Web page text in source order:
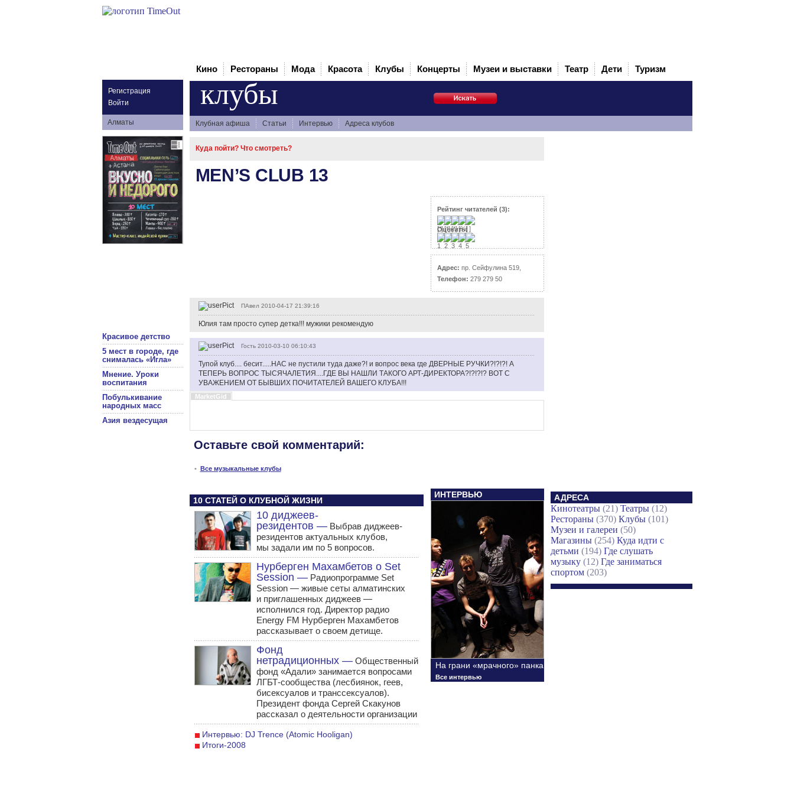
Регистрация
Войти
Алматы
Красивое детство
5 мест в городе, где
снималась «Игла»
Мнение. Уроки
воспитания
Побулькивание
народных масс
Азия вездесущая
Кино Рестораны Мода Красота Клубы Концерты Музеи и выставки Театр Дети Туризм
клубы
Клубная афиша Статьи Интервью Адреса клубов
Куда пойти? Что смотреть?
MEN’S CLUB 13
Рейтинг читателей (3):
Оценить:
Адрес: пр. Сейфулина 519,
Телефон: 279 279 50
ПАвел 2010-04-17 21:39:16
Юлия там просто супер детка!!! мужики рекомендую
Гость 2010-03-10 06:10:43
Тупой клуб.... бесит.....НАС не пустили туда даже?! и вопрос века где ДВЕРНЫЕ РУЧКИ?!?!?! А
ТЕПЕРЬ ВОПРОС ТЫСЯЧАЛЕТИЯ....ГДЕ ВЫ НАШЛИ ТАКОГО АРТ-ДИРЕКТОРА?!?!?!? ВОТ С
УВАЖЕНИЕМ ОТ БЫВШИХ ПОЧИТАТЕЛЕЙ ВАШЕГО КЛУБА!!!
MarketGid
Оставьте свой комментарий:
• Все музыкальные клубы
10 СТАТЕЙ О КЛУБНОЙ ЖИЗНИ
10 диджеев-
резидентов —Выбрав диджеев-
резидентов актуальных клубов,
мы задали им по 5 вопросов.
Нурберген Махамбетов о Set
Session —Радиопрограмме Set
Session — живые сеты алматинских
и приглашенных диджеев —
исполнился год. Директор радио
Energy FM Нурберген Махамбетов
рассказывает о своем детище.
Фонд
нетрадиционных —Общественный
фонд «Адали» занимается вопросами
ЛГБТ-сообщества (лесбиянок, геев,
бисексуалов и транссексуалов).
Президент фонда Сергей Скакунов
рассказал о деятельности организации
Интервью: DJ Trence (Atomic Hooligan)
Итоги-2008
ИНТЕРВЬЮ
На грани «мрачного» панка
Все интервью
АДРЕСА
Кинотеатры(21) Театры(12)
Рестораны(370) Клубы(101)
Музеи и галереи (50)
Магазины(254) Куда идти с
детьми (194) Где слушать
музыку(12) Где заниматься
спортом(203)